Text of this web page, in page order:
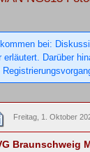
bei:
erläutert. Darüber
Freitag, 1. Oktober
Braunschweig